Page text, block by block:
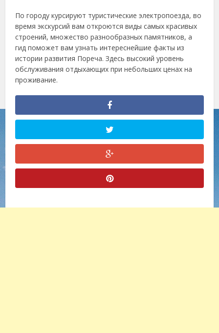
По городу курсируют туристические электропоезда, во
время экскурсий вам откроются виды самых красивых
строений, множество разнообразных памятников, а
гид поможет вам узнать интереснейшие факты из
истории развития Пореча. Здесь высокий уровень
обслуживания отдыхающих при небольших ценах на
проживание.